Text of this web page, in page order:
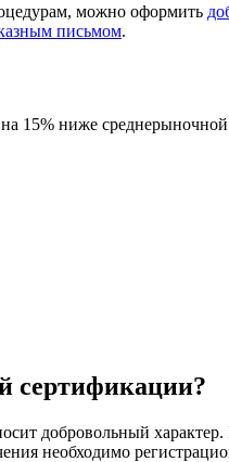
можно оформить
письмом.
15% ниже среднерыночной
сертификации?
добровольный
необходимо